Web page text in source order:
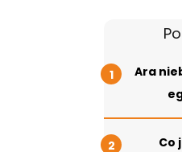
Ara
Co